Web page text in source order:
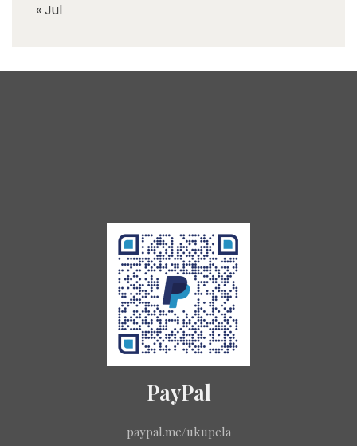
« Jul
PayPal
paypal.me/ukupela